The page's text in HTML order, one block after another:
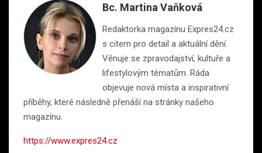
Bc. Martina Vaňková
Redaktorka magazínu Expres24.cz
s citem pro detail a aktuální dění.
Věnuje se zpravodajství, kultuře a
lifestylovým tématům. Ráda
objevuje nová místa a inspirativní
příběhy, které následně přenáší na stránky našeho
magazínu.
https://www.expres24.cz